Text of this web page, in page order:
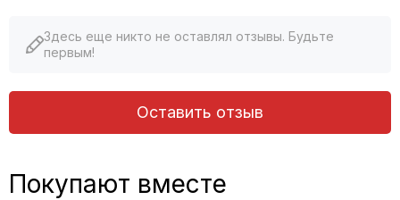
Здесь еще никто не оставлял отзывы. Будьте
первым!
Оставить отзыв
Покупают вместе